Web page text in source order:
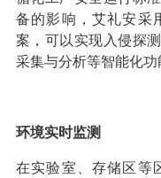
备的影响，艾礼安采
案，可以实现入侵探
采集与分析等智能化功
环境实时监测
在实验室、存储区等